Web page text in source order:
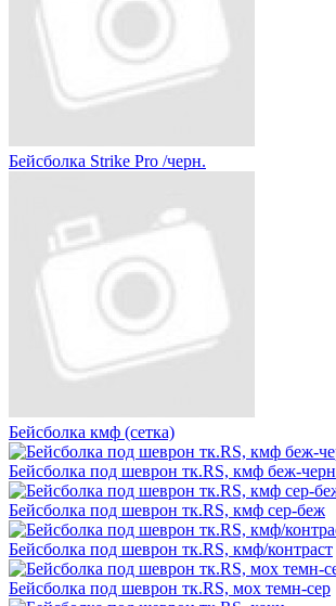
Бейсболка Strike Pro /черн.
Бейсболка кмф (сетка)
Бейсболка под шеврон тк.RS, кмф беж-черн
Бейсболка под шеврон тк.RS, кмф сер-беж
Бейсболка под шеврон тк.RS, кмф/контраст
Бейсболка под шеврон тк.RS, мох темн-сер